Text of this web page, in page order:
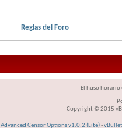
Reglas del Foro
El huso horario
Copyright © 2015
Advanced Censor Options v1.0.2 (Lite)-